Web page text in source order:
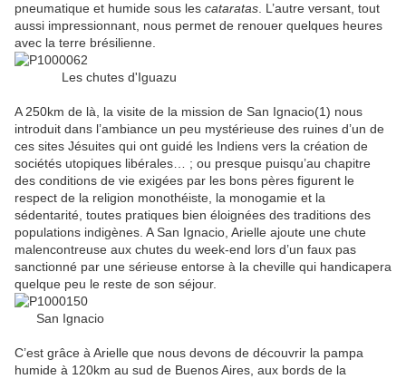
pneumatique et humide sous les cataratas . L’autre versant, tout
aussi impressionnant, nous permet de renouer quelques heures
avec la terre brésilienne.
Les chutes d'Iguazu
A 250km de là, la visite de la mission de San Ignacio(1) nous
introduit dans l’ambiance un peu mystérieuse des ruines d’un de
ces sites Jésuites qui ont guidé les Indiens vers la création de
sociétés utopiques libérales… ; ou presque puisqu’au chapitre
des conditions de vie exigées par les bons pères figurent le
respect de la religion monothéiste, la monogamie et la
sédentarité, toutes pratiques bien éloignées des traditions des
populations indigènes . A San Ignacio, Arielle ajoute une chute
malencontreuse aux chutes du week-end lors d’un faux pas
sanctionné par une sérieuse entorse à la cheville qui handicapera
quelque peu le reste de son séjour.
San Ignacio
C’est grâce à Arielle que nous devons de découvrir la pampa
humide à 120km au sud de Buenos Aires, aux bords de la